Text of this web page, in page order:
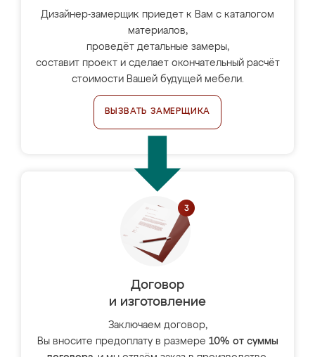
Дизайнер-замерщик приедет к Вам с каталогом
материалов,
проведёт детальные замеры,
составит проект и сделает окончательный расчёт
стоимости Вашей будущей мебели.
ВЫЗВАТЬ ЗАМЕРЩИКА
Договор
и изготовление
Заключаем договор,
Вы вносите предоплату в размере 10% от суммы